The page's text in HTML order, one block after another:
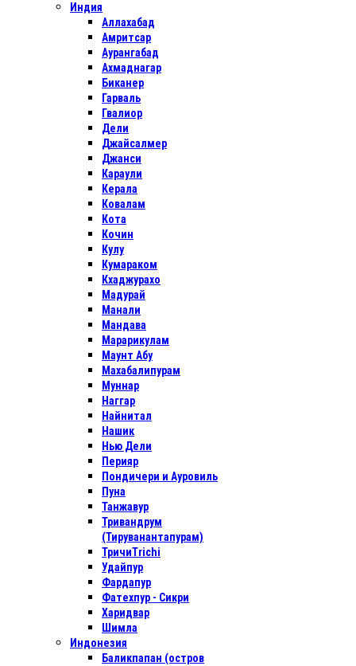
Индия
Аллахабад
Амритсар
Аурангабад
Ахмаднагар
Биканер
Гарваль
Гвалиор
Дели
Джайсалмер
Джанси
Караули
Керала
Ковалам
Кота
Кочин
Кулу
Кумараком
Кхаджурахо
Мадурай
Манали
Мандава
Марарикулам
Маунт Абу
Махабалипурам
Муннар
Наггар
Найнитал
Нашик
Нью Дели
Перияр
Пондичери и Ауровиль
Пуна
Танжавур
Тривандрум
(Тируванантапурам)
ТричиTrichi
Удайпур
Фардапур
Фатехпур - Сикри
Харидвар
Шимла
Индонезия
Баликпапан (остров